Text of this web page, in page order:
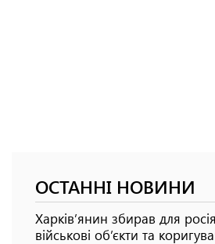
ОСТАННІ НОВИНИ
Харків’янин збирав для
військові об’єкти та